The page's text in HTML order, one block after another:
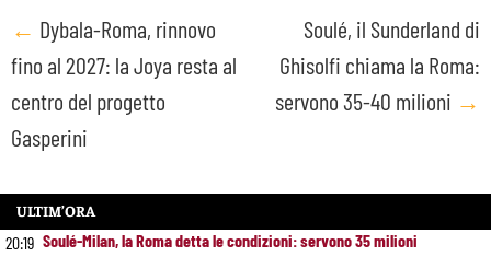
Post
navigation
← Dybala-Roma, rinnovo
fino al 2027: la Joya resta al
centro del progetto
Gasperini
Soulé, il Sunderland di
Ghisolfi chiama la Roma:
servono 35-40 milioni →
ULTIM’ORA
20:19 Soulé-Milan, la Roma detta le condizioni: servono 35 milioni